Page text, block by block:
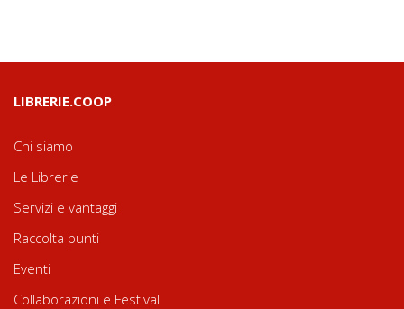
LIBRERIE.COOP
Chi siamo
Le Librerie
Servizi e vantaggi
Raccolta punti
Eventi
Collaborazioni e Festival